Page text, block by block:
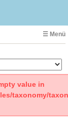
☰ Menü
value in
taxonomy/